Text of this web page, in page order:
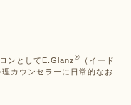
ンとしてE.Glanz ®
（イード
カウンセラーに日常的なお